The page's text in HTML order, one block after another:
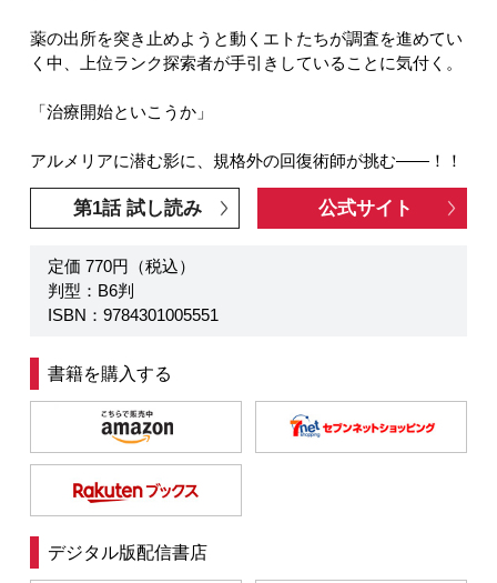
薬の出所を突き止めようと動くエトたちが調査を進めてい
く中、上位ランク探索者が手引きしていることに気付く。
「治療開始といこうか」
アルメリアに潜む影に、規格外の回復術師が挑む――！！
第1話 試し読み 公式サイト
定価 770円（税込）
判型：B6判
ISBN：9784301005551
書籍を購入する
デジタル版配信書店